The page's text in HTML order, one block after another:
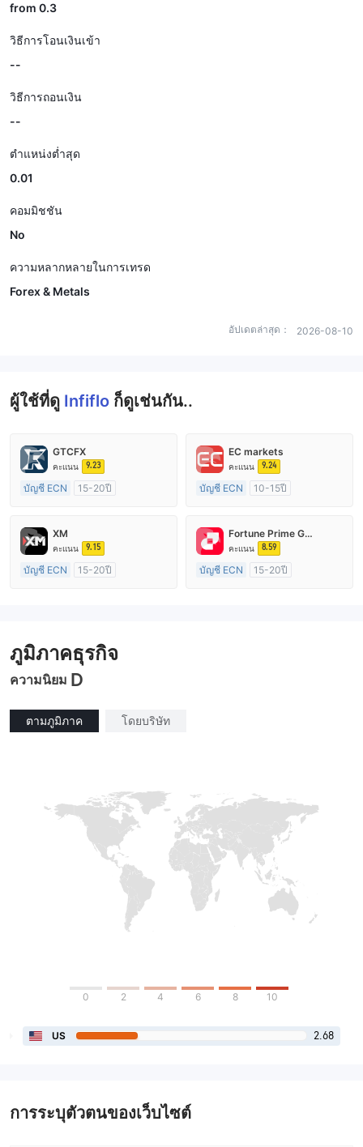
from 0.3
วิธีการโอนเงินเข้า
--
วิธีการถอนเงิน
--
ตำแหน่งต่ำสุด
0.01
คอมมิชชัน
No
ความหลากหลายในการเทรด
Forex & Metals
อัปเดตล่าสุด： 2026-08-10
ผู้ใช้ที่ดู Infiflo ก็ดูเช่นกัน..
GTCFX
คะแนน 9.23
บัญชี ECN
15-20ปี
ใบอนุญาต MT4 แบบเต็ม
EC markets
คะแนน 9.24
บัญชี ECN
10-15ปี
ใบอนุญาต MT4 แบบเต็ม
XM
คะแนน 9.15
บัญชี ECN
15-20ปี
Fortune Prime Global
คะแนน 8.59
บัญชี ECN
15-20ปี
ภูมิภาคธุรกิจ
ความนิยม D
ตามภูมิภาค โดยบริษัท
0 2 4 6 8 10
US 2.68
การระบุตัวตนของเว็บไซต์